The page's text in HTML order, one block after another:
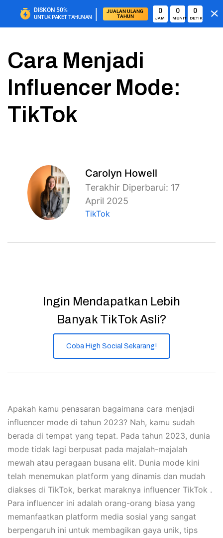
DISKON 50%
UNTUK PAKET TAHUNAN |
JUALAN ULANG
TAHUN
0
JAM
0
MENIT
0
DETIK
Cara Menjadi
Influencer Mode:
TikTok
Carolyn Howell
Terakhir Diperbarui: 17
April 2025
TikTok
Ingin Mendapatkan Lebih
Banyak TikTok Asli?
Coba High Social Sekarang!
Apakah kamu penasaran bagaimana cara menjadi
influencer mode di tahun 2023? Nah, kamu sudah
berada di tempat yang tepat. Pada tahun 2023, dunia
mode tidak lagi berpusat pada majalah-majalah
mewah atau peragaan busana elit. Dunia mode kini
telah menemukan platform yang dinamis dan mudah
diakses di TikTok, berkat maraknya influencer TikTok .
Para influencer ini adalah orang-orang biasa yang
memanfaatkan platform media sosial yang sangat
berpengaruh ini untuk membagikan gaya unik, tips